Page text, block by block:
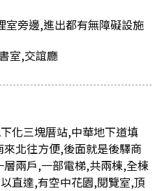
室旁邊,進出都有無障礙設施
室,交誼廳
化三塊厝站,中華地下道填
北往方便,後面就是後驛商
兩戶,一部電梯,共兩棟,全棟
直達,有空中花園,閱覽室,頂